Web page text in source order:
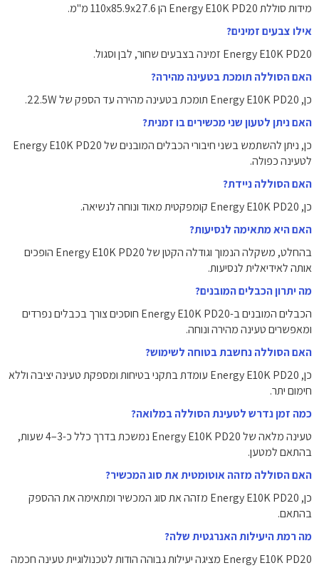
מידות סוללת Energy E10K PD20 הן ‎110x85.9x27.6‎ מ"מ.
אילו צבעים זמינים?
Energy E10K PD20 זמינה בצבעים שחור, לבן וסגול.
האם הסוללה תומכת בטעינה מהירה?
כן, Energy E10K PD20 תומכת בטעינה מהירה עד הספק של ‎22.5W‎.
האם ניתן לטעון שני מכשירים בו זמנית?
כן, ניתן להשתמש בשני חיבורי הכבלים המובנים של Energy E10K PD20
לטעינה כפולה.
האם הסוללה ניידת?
כן, Energy E10K PD20 קומפקטית מאוד ונוחה לנשיאה.
האם היא מתאימה לנסיעות?
בהחלט, משקלה הנמוך וגודלה הקטן של Energy E10K PD20 הופכים
אותה לאידיאלית לנסיעות.
מה יתרון הכבלים המובנים?
הכבלים המובנים ב-Energy E10K PD20 חוסכים צורך בכבלים נפרדים
ומאפשרים טעינה מהירה ונוחה.
האם הסוללה נחשבת בטוחה לשימוש?
כן, Energy E10K PD20 עומדת בתקני בטיחות ומספקת טעינה יציבה וללא
חימום יתר.
כמה זמן נדרש לטעינת הסוללה במלואה?
טעינה מלאה של Energy E10K PD20 נמשכת בדרך כלל כ-3–4 שעות,
בהתאם למטען.
האם הסוללה מזהה אוטומטית את סוג המכשיר?
כן, Energy E10K PD20 מזהה את סוג המכשיר ומתאימה את ההספק
בהתאם.
מה רמת היעילות האנרגטית שלה?
Energy E10K PD20 מציגה יעילות גבוהה הודות לטכנולוגיית טעינה חכמה